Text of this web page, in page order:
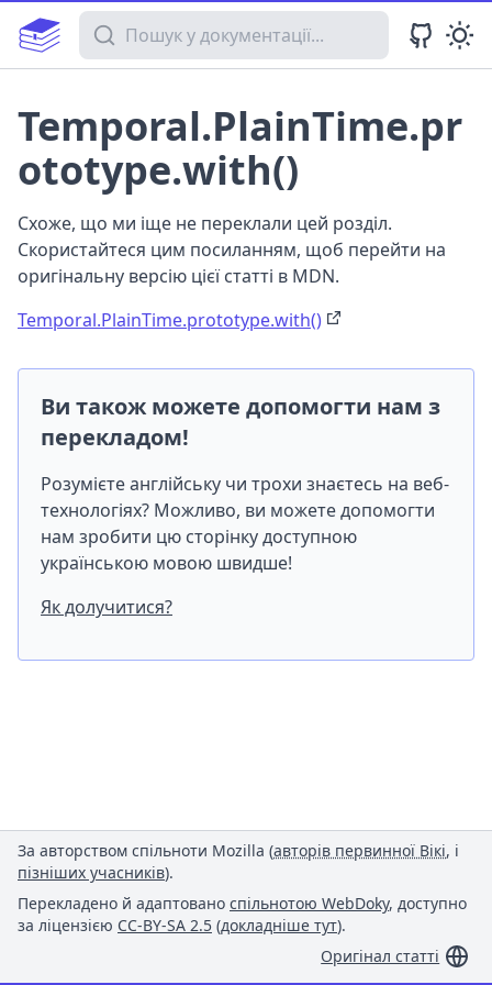
Пошук у документації
Temporal.PlainTime.pr
ototype.with()
Схоже, що ми іще не переклали цей розділ.
Скористайтеся цим посиланням, щоб перейти на
оригінальну версію цієї статті в MDN.
Temporal.PlainTime.prototype.with()
Ви також можете допомогти нам з
перекладом!
Розумієте англійську чи трохи знаєтесь на веб-
технологіях? Можливо, ви можете допомогти
нам зробити цю сторінку доступною
українською мовою швидше!
Як долучитися?
За авторством спільноти Mozilla (авторів первинної Вікі, і
пізніших учасників).
Перекладено й адаптовано спільнотою WebDoky, доступно
за ліцензією CC-BY-SA 2.5 (докладніше тут).
Оригінал статті